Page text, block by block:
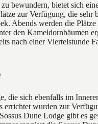
bewundern, bietet sich
zur Verfügung, die
Abends werden die
den Kameldornbäumen
nach einer
die sich ebenfalls im
wurden zur
Dune Lodge gibt es